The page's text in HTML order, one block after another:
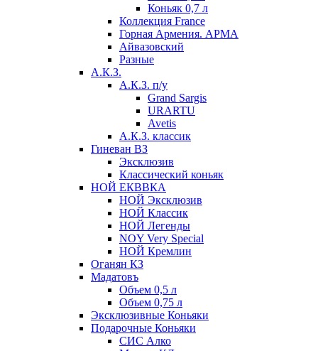
Коньяк 0,7 л
Коллекция France
Горная Армения. АРМА
Айвазовский
Разные
А.К.З.
А.К.З. п/у
Grand Sargis
URARTU
Avetis
А.К.З. классик
Гиневан ВЗ
Эксклюзив
Классический коньяк
НОЙ ЕКВВКА
НОЙ Эксклюзив
НОЙ Классик
НОЙ Легенды
NOY Very Speсial
НОЙ Кремлин
Оганян КЗ
Мадатовъ
Объем 0,5 л
Объем 0,75 л
Эксклюзивные Коньяки
Подарочные Коньяки
СИС Алко